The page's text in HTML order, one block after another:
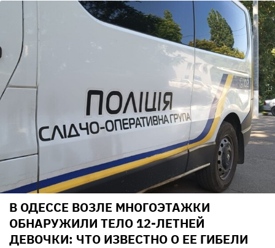
В ОДЕССЕ ВОЗЛЕ МНОГОЭТАЖКИ
ОБНАРУЖИЛИ ТЕЛО 12-ЛЕТНЕЙ
ДЕВОЧКИ: ЧТО ИЗВЕСТНО О ЕЕ ГИБЕЛИ